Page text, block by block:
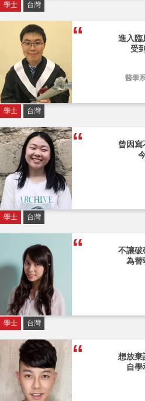
學士 台灣
進入臨
受
醫學
學士 台灣
曾因寫
學士 台灣
不讓破
為替
學士 台灣
想放棄
自